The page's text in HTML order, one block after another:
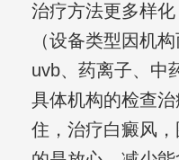
治疗方法更多样
（设备类型因机
uvb、药离子、中
具体机构的检查
住，治疗白癜风